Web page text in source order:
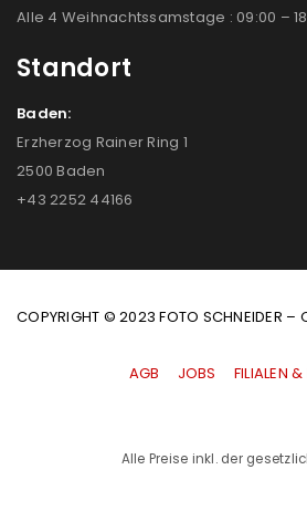
Alle 4 Weihnachtssamstage : 09:00 –
Standort
Baden:
Erzherzog Rainer Ring 1
2500 Baden
+43 2252 44166
COPYRIGHT © 2023 FOTO SCHNEIDER –
AGB JOBS FILIALEN
Alle Preise inkl. der